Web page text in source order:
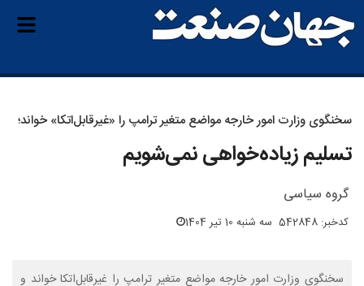
سخنگوی وزارت امور خارجه مواضع متغیر ترامپ را «غیرقابل‌اتکا» خواند؛
تسلیم زیاده‌خواهی نمی‌شویم
گروه سیاسی
کدخبر: 542848 سه شنبه 10 تیر 1404
سخنگوی وزارت امور خارجه مواضع متغیر ترامپ را غیرقابل‌اتکا خواند و